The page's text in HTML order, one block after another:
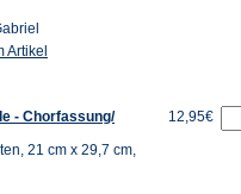
Artikel
- Chorfassung/
21 cm x 29,7 cm,
12,95€